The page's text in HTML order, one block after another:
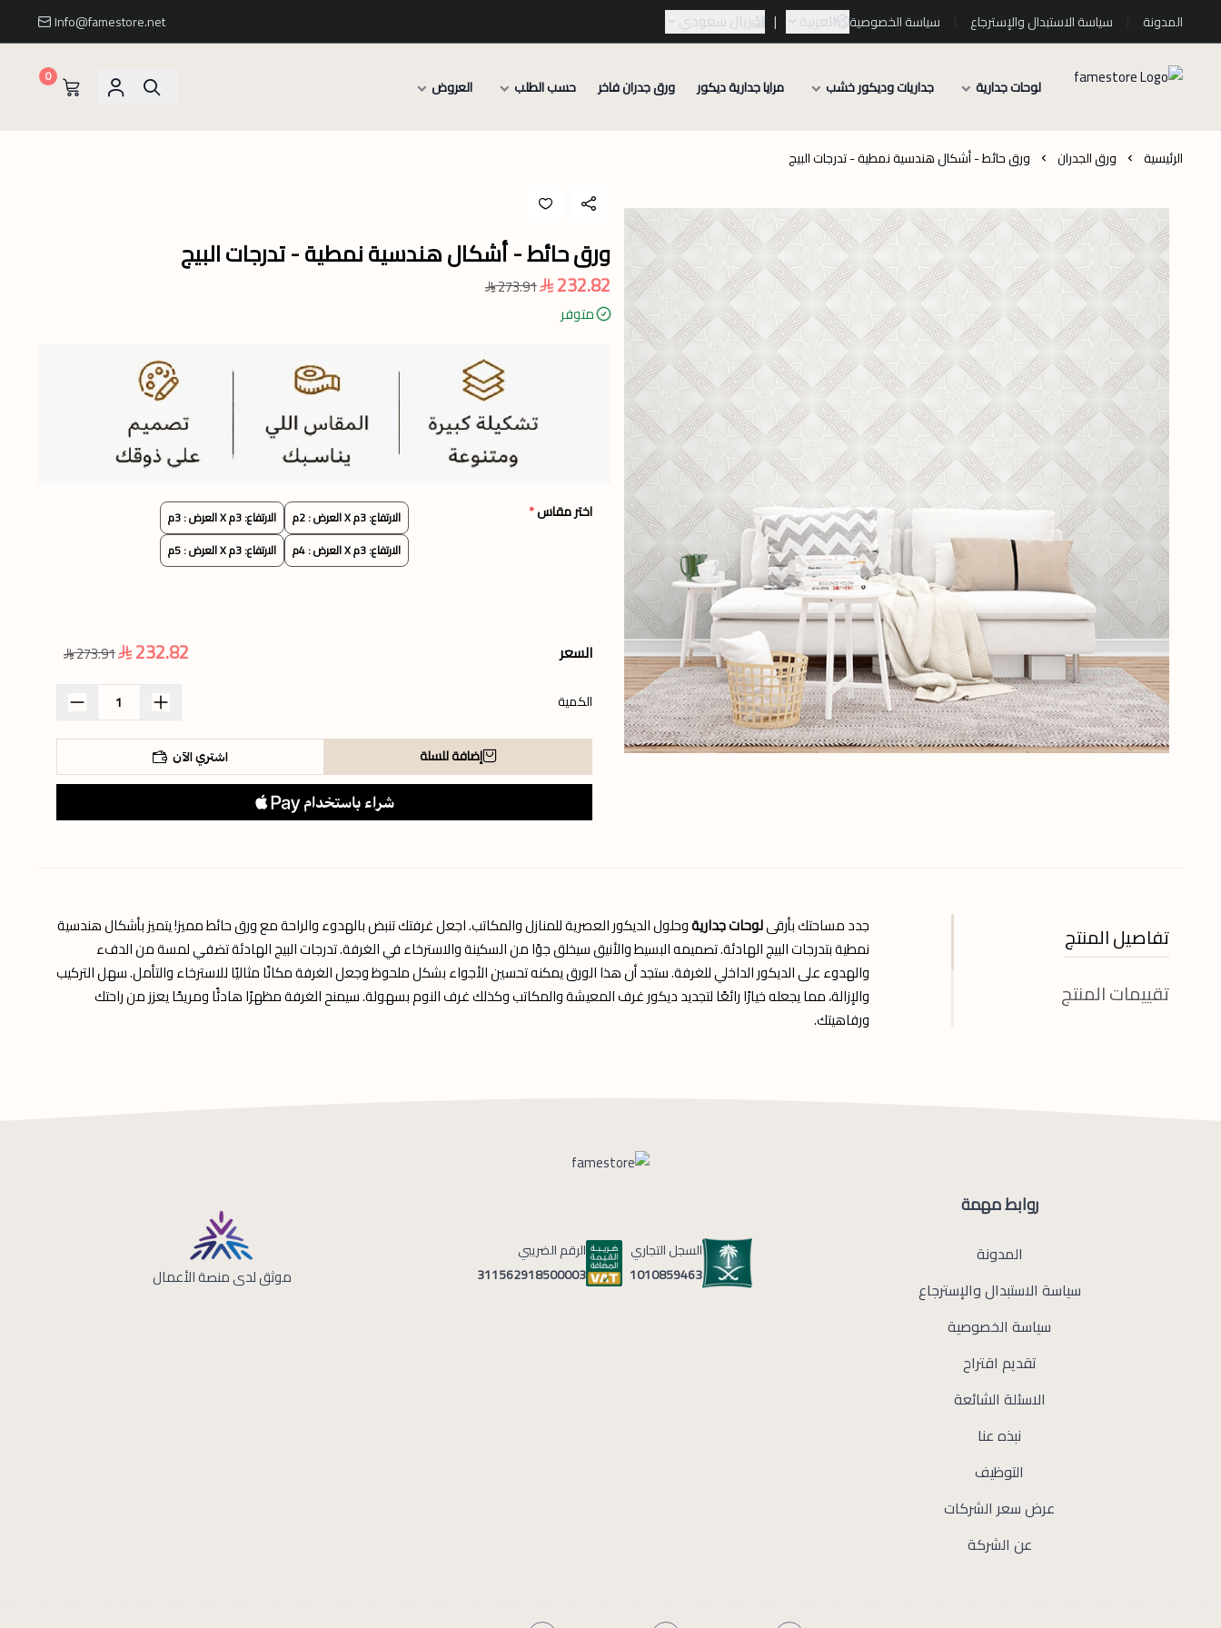
المدونة سياسة الاستبدال والإسترجاع سياسة الخصوصية العربية | ريال سعودي Info@famestore.net
لوحات جدارية جداريات وديكور خشب مرايا جدارية ديكور ورق جدران فاخر حسب الطلب العروض 0
الرئيسية ورق الجدران ورق حائط - أشكال هندسية نمطية - تدرجات البيج
ورق حائط - أشكال هندسية نمطية - تدرجات البيج
232.82
273.91
متوفر
اختر مقاس* الارتفاع: 3م X العرض : 2م
الارتفاع: 3م X العرض : 3م
الارتفاع: 3م X العرض : 4م
الارتفاع: 3م X العرض : 5م
السعر 232.82
273.91
الكمية
إضافة للسلة اشتري الآن
تفاصيل المنتج
تقييمات المنتج
جدد مساحتك بأرقىلوحات جداريةوحلول الديكور العصرية للمنازل والمكاتب. اجعل غرفتك تنبض بالهدوء والراحة مع ورق حائط مميز! يتميز بأشكال هندسية
نمطية بتدرجات البيج الهادئة. تصميمه البسيط والأنيق سيخلق جوًا من السكينة والاسترخاء في الغرفة. تدرجات البيج الهادئة تضفي لمسة من الدفء
والهدوء على الديكور الداخلي للغرفة. ستجد أن هذا الورق يمكنه تحسين الأجواء بشكل ملحوظ وجعل الغرفة مكانًا مثاليًا للاسترخاء والتأمل. سهل التركيب
والإزالة، مما يجعله خيارًا رائعًا لتجديد ديكور غرف المعيشة والمكاتب وكذلك غرف النوم بسهولة. سيمنح الغرفة مظهرًا هادئًا ومريحًا يعزز من راحتك
ورفاهيتك.
روابط مهمة
المدونة
سياسة الاستبدال والإسترجاع
سياسة الخصوصية
تقديم اقتراح
الاسئلة الشائعة
نبذه عنا
التوظيف
عرض سعر الشركات
عن الشركة
السجل التجاري
1010859463
الرقم الضريبي
311562918500003
موثق لدى منصة الأعمال